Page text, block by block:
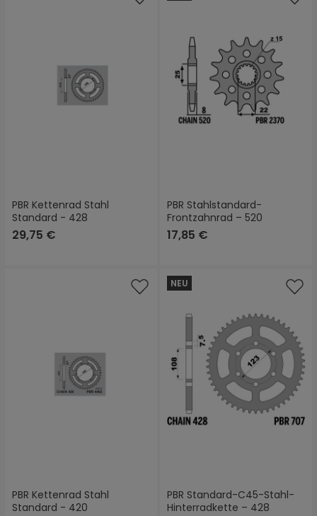
PBR Kettenrad Stahl
Standard - 428
29,75 €
PBR Stahlstandard-
Frontzahnrad – 520
17,85 €
PBR Kettenrad Stahl
Standard - 420
NEU
PBR Standard-C45-Stahl-
Hinterradkette – 428